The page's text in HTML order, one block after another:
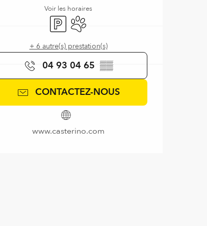
Voir les horaires
ParkingAnimaux acceptés
+ 6 autre(s) prestation(s)
04 93 04 65 ▒▒
CONTACTEZ-NOUS
www.casterino.com